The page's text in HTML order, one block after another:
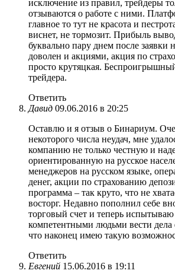
исключение из правил, трейдеры
отзываются о работе с ними.
главное то тут не красота и
виснет, не тормозит. Прибыль
буквально пару днем после заявки
доволен и акциями, акция по
просто крутяцкая.
трейдера.
Ответить
Давид 09.06.2016 в 20:25
Оставлю и я отзыв о Бинариум.
некоторого числа неудач, мне
компанию не только честную и
ориентированную на русское
менеджеров на русском языке,
денег, акции по страхованию
программа – так круто, что не
восторг. Недавно пополнил себе
торговый счет и теперь
компетентными людьми вести дела
что наконец имею такую
Ответить
Евгений 15.06.2016 в 19:11